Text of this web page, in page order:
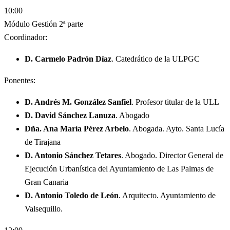
10:00
Módulo Gestión 2ª parte
Coordinador:
D. Carmelo Padrón Díaz. Catedrático de la ULPGC
Ponentes:
D. Andrés M. González Sanfiel. Profesor titular de la ULL
D. David Sánchez Lanuza. Abogado
Dña. Ana María Pérez Arbelo. Abogada. Ayto. Santa Lucía
de Tirajana
D. Antonio Sánchez Tetares. Abogado. Director General de
Ejecución Urbanística del Ayuntamiento de Las Palmas de
Gran Canaria
D. Antonio Toledo de León. Arquitecto. Ayuntamiento de
Valsequillo.